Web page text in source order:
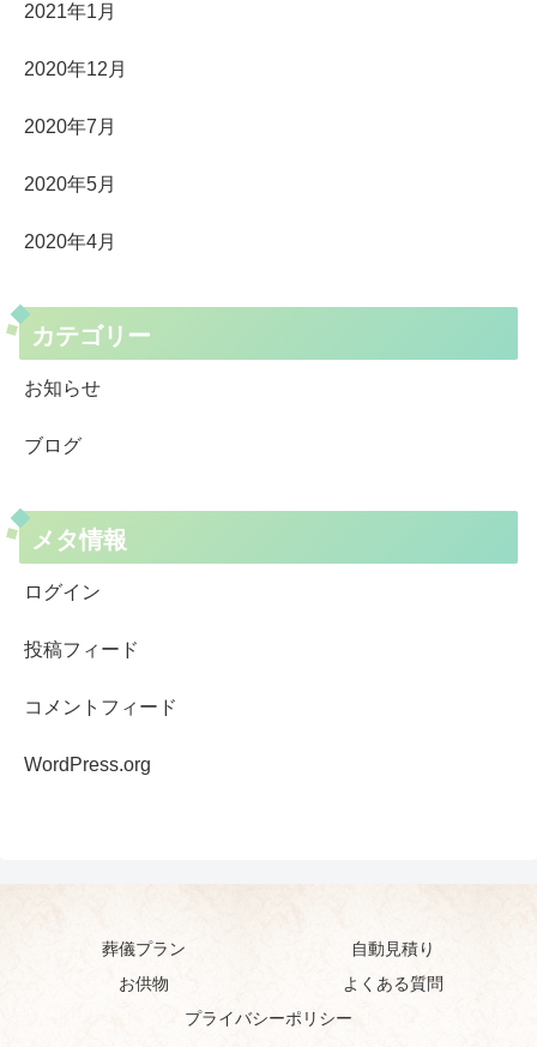
2021年1月
2020年12月
2020年7月
2020年5月
2020年4月
カテゴリー
お知らせ
ブログ
メタ情報
ログイン
投稿フィード
コメントフィード
WordPress.org
葬儀プラン
自動見積り
お供物
よくある質問
プライバシーポリシー